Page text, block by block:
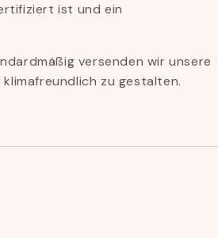
ist und ein
versenden wir unsere
zu gestalten.